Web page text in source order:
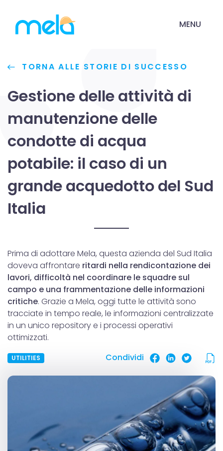
MENU
TORNA ALLE STORIE DI SUCCESSO
Gestione delle attività di
manutenzione delle
condotte di acqua
potabile: il caso di un
grande acquedotto del Sud
Italia
Prima di adottare Mela, questa azienda del Sud Italia
doveva affrontare ritardi nella rendicontazione dei
lavori, difficoltà nel coordinare le squadre sul
campo e una frammentazione delle informazioni
critiche. Grazie a Mela, oggi tutte le attività sono
tracciate in tempo reale, le informazioni centralizzate
in un unico repository e i processi operativi
ottimizzati.
UTILITIES Condividi